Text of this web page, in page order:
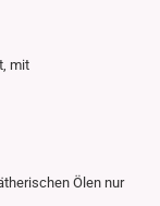
mit
Ölen nur